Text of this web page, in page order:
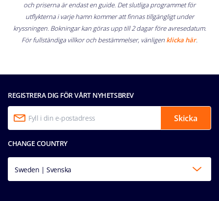
och priserna är endast en guide. Det slutliga programmet för
utflykterna i varje hamn kommer att finnas tillgängligt under
kryssningen. Bokningar kan göras upp till 2 dagar före avresedatum.
För fullständiga villkor och bestämmelser, vänligen klicka här.
REGISTRERA DIG FÖR VÅRT NYHETSBREV
Skicka
CHANGE COUNTRY
Sweden | Svenska